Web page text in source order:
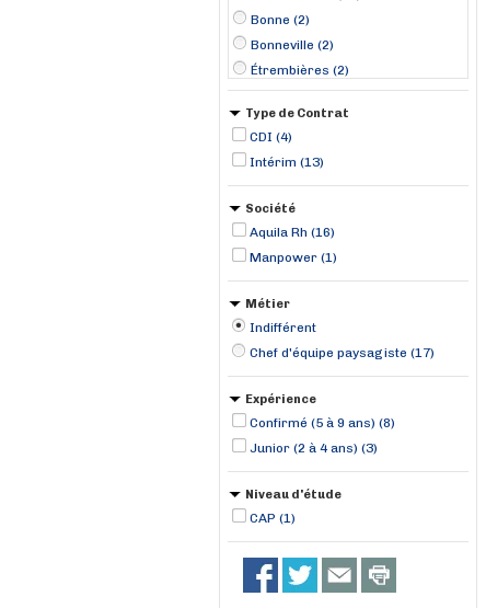
Bonne (2)
Bonneville (2)
Étrembières (2)
Annecy (1)
Annemasse (1)
Bons (1)
La Roche-sur-Foron (1)
Type de Contrat
CDI (4)
Intérim (13)
Société
Aquila Rh (16)
Manpower (1)
Métier
Indifférent
Chef d'équipe paysagiste (17)
Expérience
Confirmé (5 à 9 ans) (8)
Junior (2 à 4 ans) (3)
Niveau d'étude
CAP (1)